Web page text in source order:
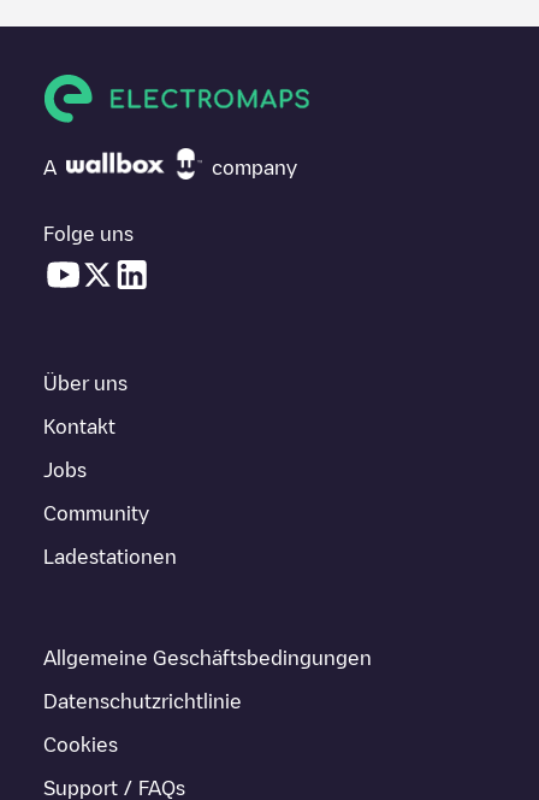
A company
Folge uns
Über uns
Kontakt
Jobs
Community
Ladestationen
Allgemeine Geschäftsbedingungen
Datenschutzrichtlinie
Cookies
Support / FAQs